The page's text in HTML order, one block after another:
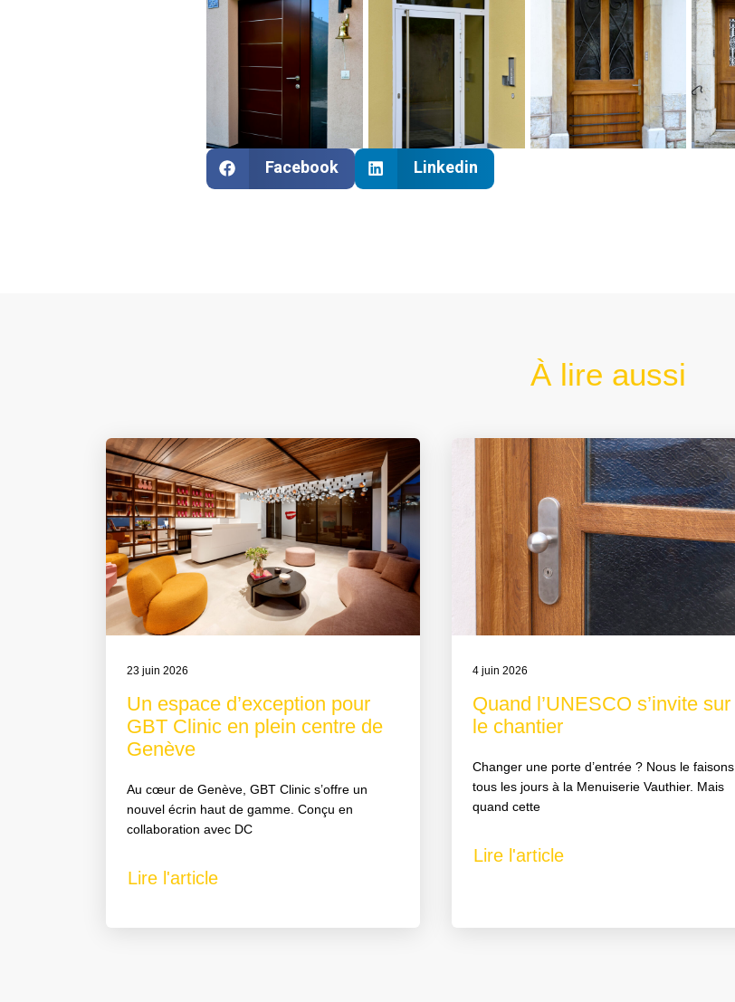
Facebook Linkedin
À lire aussi
23 juin 2026
Un espace d’exception pour
GBT Clinic en plein centre de
Genève
Au cœur de Genève, GBT Clinic s’offre un
nouvel écrin haut de gamme. Conçu en
collaboration avec DC
Lire l'article
4 juin 2026
Quand l’UNESCO s’invite sur
le chantier
Changer une porte d’entrée ? Nous le faisons
tous les jours à la Menuiserie Vauthier. Mais
quand cette
Lire l'article